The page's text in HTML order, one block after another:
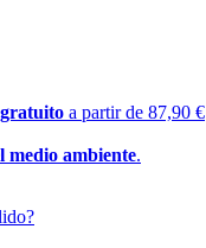
a partir de 87,90 €
medio ambiente.